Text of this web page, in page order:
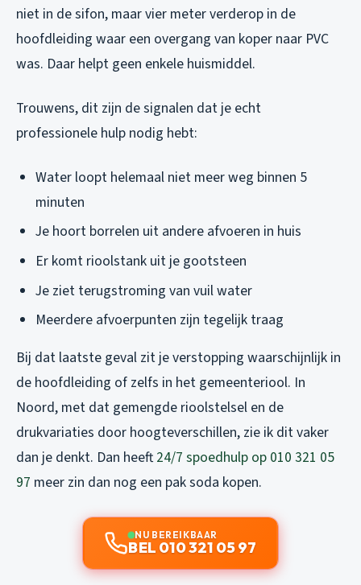
niet in de sifon, maar vier meter verderop in de
hoofdleiding waar een overgang van koper naar PVC
was. Daar helpt geen enkele huismiddel.
Trouwens, dit zijn de signalen dat je echt
professionele hulp nodig hebt:
Water loopt helemaal niet meer weg binnen 5
minuten
Je hoort borrelen uit andere afvoeren in huis
Er komt rioolstank uit je gootsteen
Je ziet terugstroming van vuil water
Meerdere afvoerpunten zijn tegelijk traag
Bij dat laatste geval zit je verstopping waarschijnlijk in
de hoofdleiding of zelfs in het gemeenteriool. In
Noord, met dat gemengde rioolstelsel en de
drukvariaties door hoogteverschillen, zie ik dit vaker
dan je denkt. Dan heeft 24/7 spoedhulp op 010 321 05
97 meer zin dan nog een pak soda kopen.
NU BEREIKBAAR
BEL 010 321 05 97